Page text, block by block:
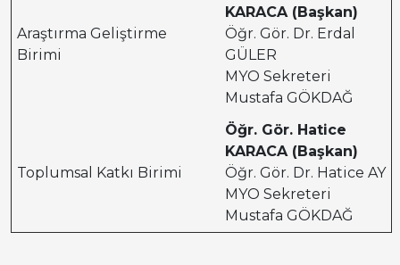
Araştırma Geliştirme
Birimi
KARACA (Başkan)
Öğr. Gör. Dr. Erdal
GÜLER
MYO Sekreteri
Mustafa GÖKDAĞ
Toplumsal Katkı Birimi
Öğr. Gör. Hatice
KARACA (Başkan)
Öğr. Gör. Dr. Hatice AY
MYO Sekreteri
Mustafa GÖKDAĞ